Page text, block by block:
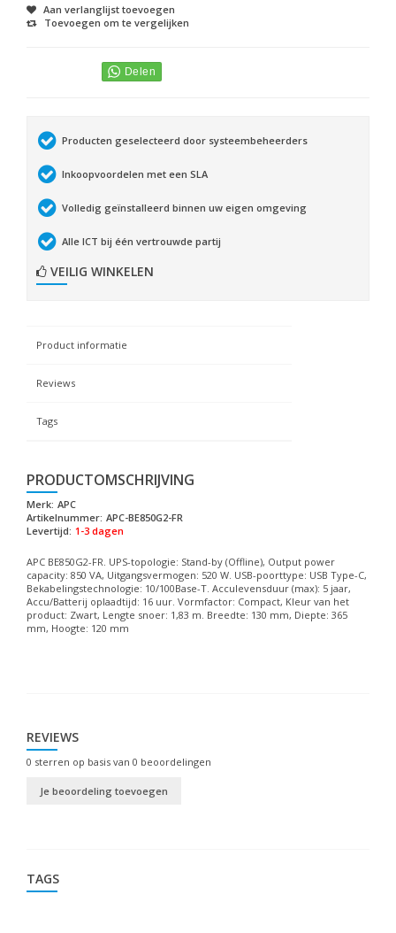
Aan verlanglijst toevoegen
Toevoegen om te vergelijken
Producten geselecteerd door systeembeheerders
Inkoopvoordelen met een SLA
Volledig geïnstalleerd binnen uw eigen omgeving
Alle ICT bij één vertrouwde partij
VEILIG WINKELEN
Product informatie
Reviews
Tags
PRODUCTOMSCHRIJVING
Merk: APC
Artikelnummer: APC-BE850G2-FR
Levertijd: 1-3 dagen
APC BE850G2-FR. UPS-topologie: Stand-by (Offline), Output power
capacity: 850 VA, Uitgangsvermogen: 520 W. USB-poorttype: USB Type-C,
Bekabelingstechnologie: 10/100Base-T. Acculevensduur (max): 5 jaar,
Accu/Batterij oplaadtijd: 16 uur. Vormfactor: Compact, Kleur van het
product: Zwart, Lengte snoer: 1,83 m. Breedte: 130 mm, Diepte: 365
mm, Hoogte: 120 mm
REVIEWS
0 sterren op basis van 0 beoordelingen
Je beoordeling toevoegen
TAGS